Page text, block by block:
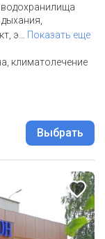
э
Показать еще
климатолечение
Выбрать